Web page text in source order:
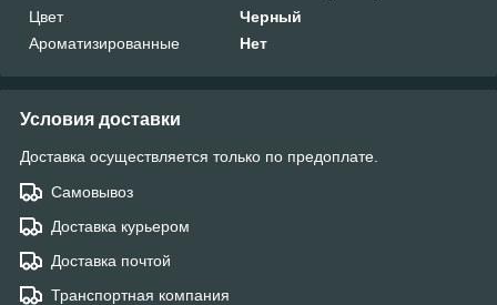
Цвет
Черный
Ароматизированные
Нет
Условия доставки
Доставка осуществляется только по предоплате.
Самовывоз
Доставка курьером
Доставка почтой
Транспортная компания